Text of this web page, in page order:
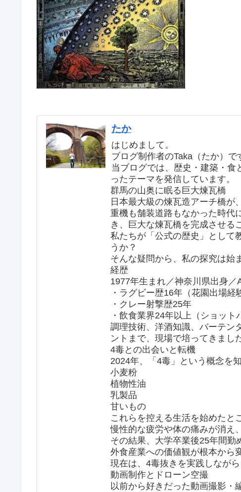
たか
はじめまして。
ブログ制作者のTaka（たか）で
当ブログでは、歴史・建築・食
ったテーマを発信しています。
群馬の山奥に眠る巨大煉瓦橋
日本最大級の煉瓦造アーチ橋が
重機も舗装道路もなかった時代
き、巨大な煉瓦橋を完成させる
私たちが「公式の歴史」として
うか？
そんな疑問から、私の探究は始
経歴
1977年生まれ／神奈川県出身／
・ラグビー歴16年（花園出場経
・クレー射撃歴25年
・飲食業界24年以上（ショット
調理技術、洋酒知識、バーテン
ントまで、現場で培ってきました
4毒との出会いと転機
2024年、「4毒」という概念を知
小麦粉
植物性油
乳製品
甘いもの
これらを控える生活を始めたと
慢性的な疲労や体の痛みが消え
その結果、大学卒業後25年間勤
外食産業への価値観が根本から
現在は、4毒抜きを実践しなが
動画制作とドローン空撮
以前から好きだった動画撮影・